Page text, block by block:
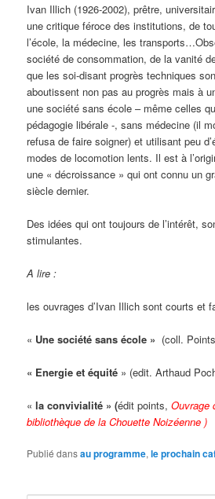
Ivan Illich (1926-2002), prêtre,
une critique féroce des institutions, de
l’école, la médecine, les
société de consommation, de la vanité
que les soi-disant progrès techniques
aboutissent non pas au progrès mais à
une société sans école – même celles
pédagogie libérale -, sans médecine (il
refusa de faire soigner) et utilisant peu
modes de locomotion lents. Il est à
une « décroissance » qui ont connu un
siècle dernier.
Des idées qui ont toujours de l’intérêt,
stimulantes.
A lire :
les ouvrages d’Ivan Illich sont courts et
« Une société sans école » (coll.
« Energie et équité » (edit. Arthaud
«la convivialité » (édit points,Ouvrage
bibliothèque de la Chouette Noizéenne )
Publié dansau programme,le prochain